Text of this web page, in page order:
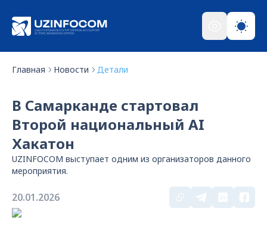
Главная Новости Детали
В Самарканде стартовал
Второй национальный AI
Хакатон
UZINFOCOM выступает одним из организаторов данного
мероприятия.
20.01.2026